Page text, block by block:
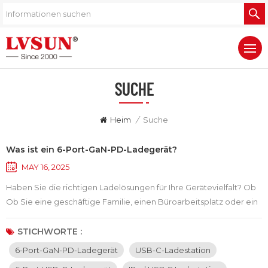
SUCHE
Heim / Suche
Was ist ein 6-Port-GaN-PD-Ladegerät?
MAY 16, 2025
Haben Sie die richtigen Ladelösungen für Ihre Gerätevielfalt? Ob
Ob Sie eine geschäftige Familie, einen Büroarbeitsplatz oder ein
Klassenzimmer verwalten, eine zuverlässige Ladestation ist
unerlässlich. Unsere neueste USB-C-Ladestation zeichnet sich
durch eine beeindruckende Reihe von Funktionen aus, die Ihre
Ladeanforderungen vereinfachen. Sie’Es ist mit mehreren
STICHWORTE :
6-Port-GaN-PD-Ladegerät
USB-C-Ladestation